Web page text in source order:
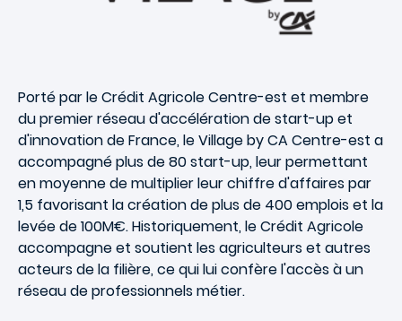
Porté par le Crédit Agricole Centre-est et membre
du premier réseaud'accélération de start-up et
d'innovationde France, le Village by CA Centre-est a
accompagné plus de 80 start-up, leur permettant
en moyenne de multiplier leur chiffre d'affaires par
1,5 favorisant la création de plus de 400 emplois et la
levée de 100M€. Historiquement, le Crédit Agricole
accompagne et soutient les agriculteurs et autres
acteurs de la filière, ce qui lui confère l'accès à un
réseau de professionnels métier.